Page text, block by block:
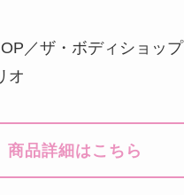
／ザ・ボディショップ
オ
商品詳細はこちら